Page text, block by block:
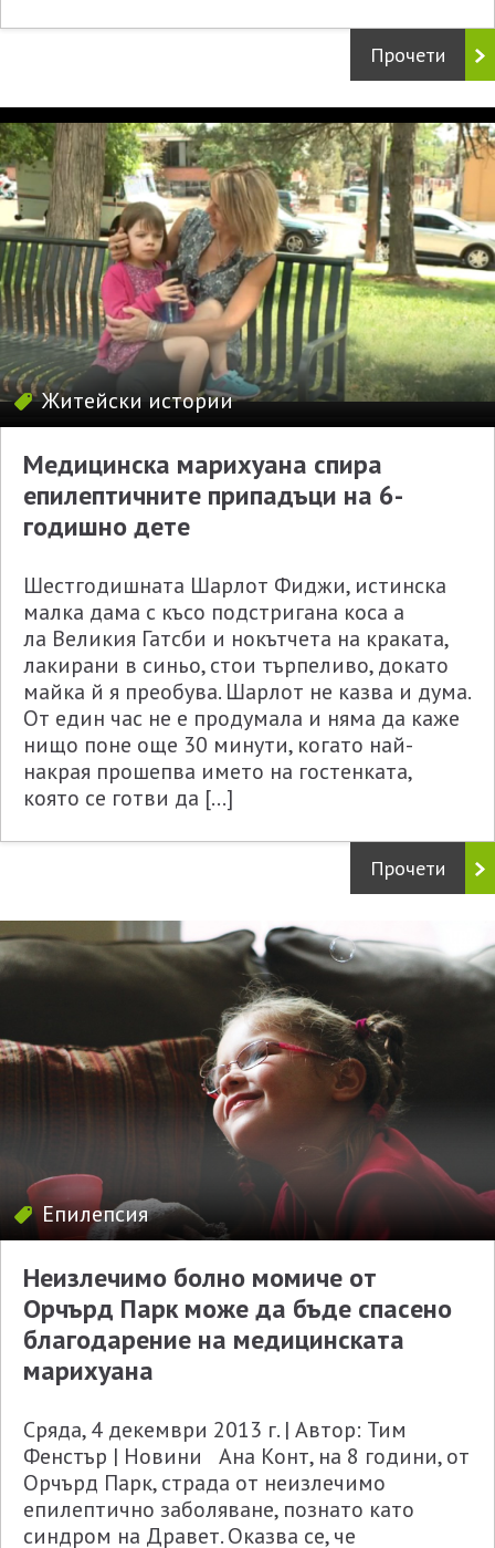
Прочети
Житейски истории
Медицинска марихуана спира
епилептичните припадъци на 6-
годишно дете
Шестгодишната Шарлот Фиджи, истинска
малка дама с късо подстригана коса а
ла Великия Гатсби и нокътчета на краката,
лакирани в синьо, стои търпеливо, докато
майка й я преобува. Шарлот не казва и дума.
От един час не е продумала и няма да каже
нищо поне още 30 минути, когато най-
накрая прошепва името на гостенката,
която се готви да […]
Прочети
Епилепсия
Неизлечимо болно момиче от
Орчърд Парк може да бъде спасено
благодарение на медицинската
марихуана
Сряда, 4 декември 2013 г. | Автор: Тим
Фенстър | Новини Ана Конт, на 8 години, от
Орчърд Парк, страда от неизлечимо
епилептично заболяване, познато като
синдром на Дравет. Оказва се, че